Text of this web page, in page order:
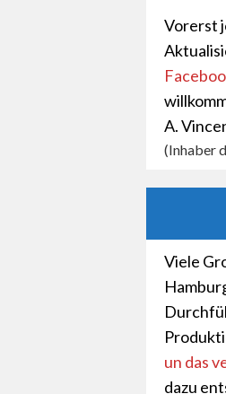
Vorerst
A.
(Inhaber
Viele
un das
dazu